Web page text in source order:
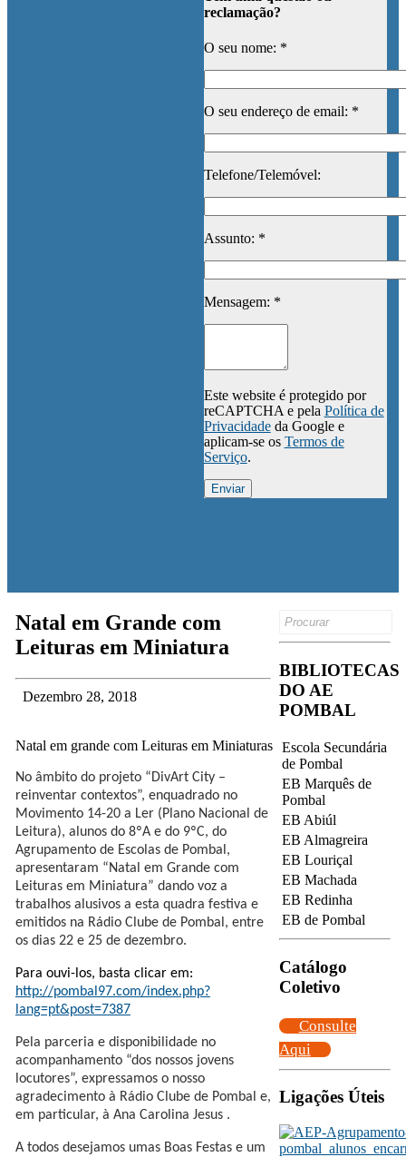
reclamação?
O seu nome: *
O seu endereço de email: *
Telefone/Telemóvel:
Assunto: *
Mensagem: *
Este website é protegido por
reCAPTCHA e pela Política de
Privacidadeda Google e
aplicam-se os Termos de
Serviço.
Natal em Grande com
Leituras em Miniatura
Dezembro 28, 2018
Natal em grande com Leituras em Miniaturas
No âmbito do projeto “DivArt City –
reinventar contextos”, enquadrado no
Movimento 14-20 a Ler (Plano Nacional de
Leitura), alunos do 8ºA e do 9ºC, do
Agrupamento de Escolas de Pombal,
apresentaram “Natal em Grande com
Leituras em Miniatura” dando voz a
trabalhos alusivos a esta quadra festiva e
emitidos na Rádio Clube de Pombal, entre
os dias 22 e 25 de dezembro.
Para ouvi-los, basta clicar em:
http://pombal97.com/index.php?
lang=pt&post=7387
Pela parceria e disponibilidade no
acompanhamento “dos nossos jovens
locutores”, expressamos o nosso
agradecimento à Rádio Clube de Pombal e,
em particular, à Ana Carolina Jesus .
A todos desejamos umas Boas Festas e um
Search
BIBLIOTECAS
DO AE
POMBAL
Escola Secundária
de Pombal
EB Marquês de
Pombal
EB Abiúl
EB Almagreira
EB Louriçal
EB Machada
EB Redinha
EB de Pombal
Catálogo
Coletivo
Consulte
Aqui
Ligações Úteis